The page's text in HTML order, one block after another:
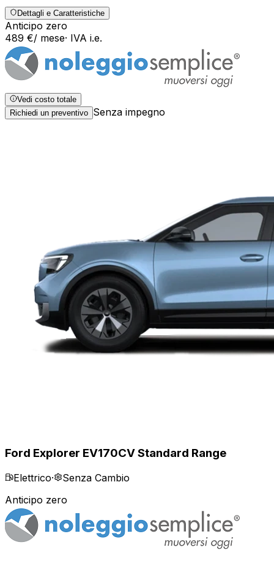
Dettagli e Caratteristiche
Anticipo zero
489 €/ mese· IVA i.e.
Vedi costo totale
Richiedi un preventivo Senza impegno
Ford Explorer EV170CV Standard Range
Elettrico·
Senza Cambio
Anticipo zero